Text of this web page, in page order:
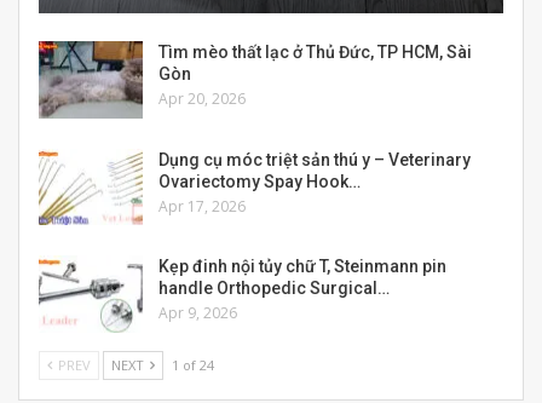
Tìm mèo thất lạc ở Thủ Đức, TP HCM, Sài
Gòn
Apr 20, 2026
Dụng cụ móc triệt sản thú y – Veterinary
Ovariectomy Spay Hook…
Apr 17, 2026
Kẹp đinh nội tủy chữ T, Steinmann pin
handle Orthopedic Surgical…
Apr 9, 2026
PREV NEXT 1 of 24